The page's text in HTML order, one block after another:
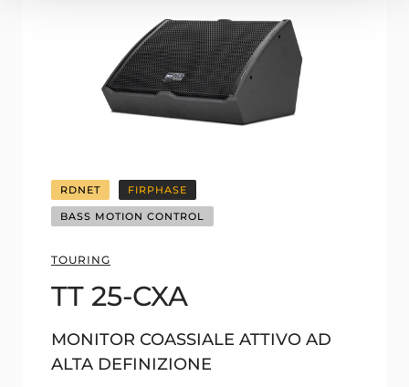
RDNET FIRPHASE
BASS MOTION CONTROL
TOURING
TT 25-CXA
MONITOR COASSIALE ATTIVO AD
ALTA DEFINIZIONE